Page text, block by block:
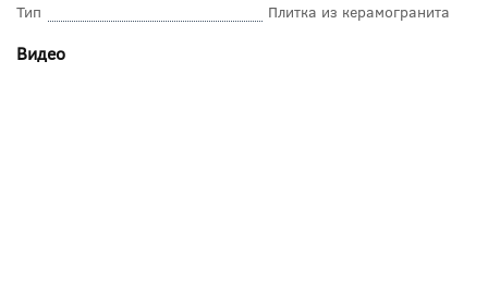
Тип
Плитка из керамогранита
Видео